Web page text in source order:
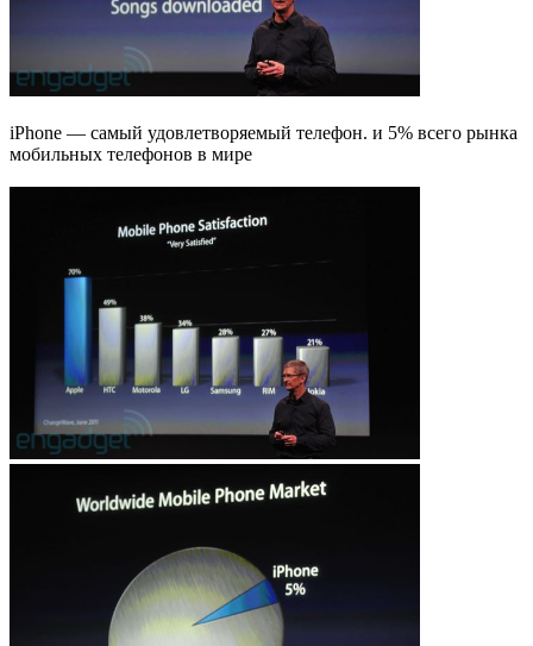
iPhone — самый удовлетворяемый телефон. и 5% всего рынка
мобильных телефонов в мире